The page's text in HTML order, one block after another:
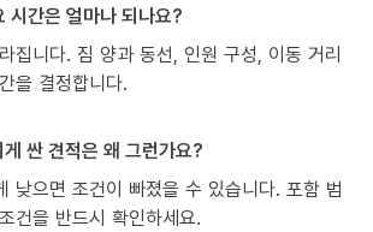
시간은 얼마나 되나요?
집니다. 짐 양과 동선, 인원 구성, 이동 거리
을 결정합니다.
싼 견적은 왜 그런가요?
낮으면 조건이 빠졌을 수 있습니다. 포함 범
건을 반드시 확인하세요.